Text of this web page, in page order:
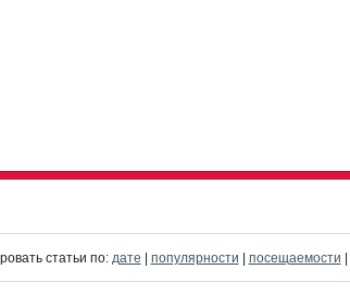
статьи по: дате | популярности | посещаемости |